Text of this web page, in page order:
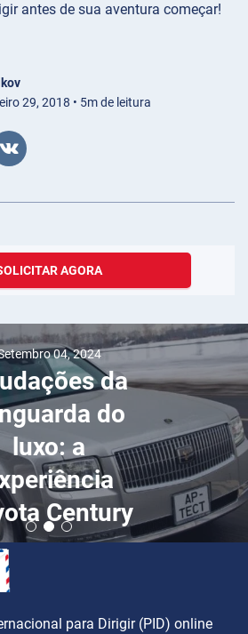
antes de sua aventura começar!
29, 2018 • 5m de leitura
AGORA
04, 2024
da
do
luxo: a
Century
para Dirigir (PID) online